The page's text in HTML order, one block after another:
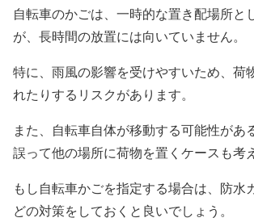
自転車のかごは、一時的な置き配場所と
が、長時間の放置には向いていません。
特に、雨風の影響を受けやすいため、荷
れたりするリスクがあります。
また、自転車自体が移動する可能性があ
誤って他の場所に荷物を置くケースも考
もし自転車かごを指定する場合は、防水
どの対策をしておくと良いでしょう。